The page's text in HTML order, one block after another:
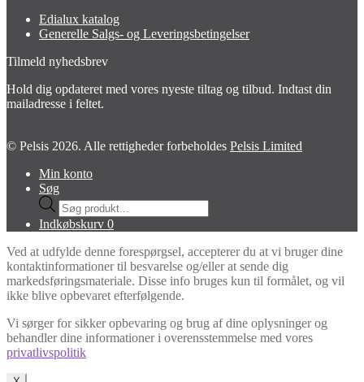
Edialux katalog
Generelle Salgs- og Leveringsbetingelser
Tilmeld nyhedsbrev
Hold dig opdateret med vores nyeste tiltag og tilbud. Indtast din
mailadresse i feltet.
© Pelsis 2026. Alle rettigheder forbeholdes Pelsis Limited
Min konto
Søg
Products
search
Indkøbskurv 0
Ved at udfylde denne forespørgsel, accepterer du at vi bruger dine
kontaktinformationer til besvarelse og/eller at sende dig
markedsføringsmateriale. Disse info bruges kun til formålet, og vil
ikke blive opbevaret efterfølgende.
Vi sørger for sikker opbevaring og brug af dine oplysninger og
behandler dine informationer i overensstemmelse med vores
privatlivspolitik